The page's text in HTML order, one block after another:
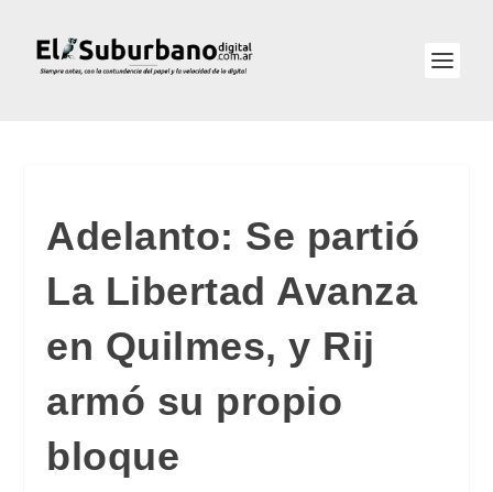
Adelanto: Se partió
La Libertad Avanza
en Quilmes, y Rij
armó su propio
bloque